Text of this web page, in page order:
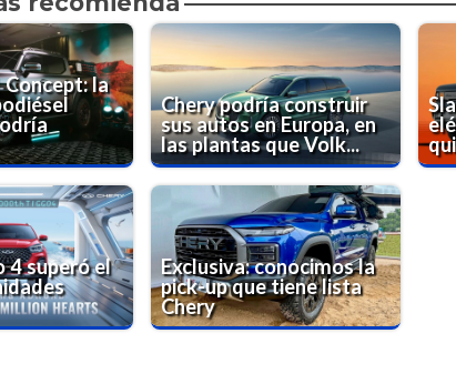
Concept: la
Chery podría construir
sus autos en Europa, en
las plantas que Volk...
4 superó el
Exclusiva: conocimos la
pick-up que tiene lista
Chery